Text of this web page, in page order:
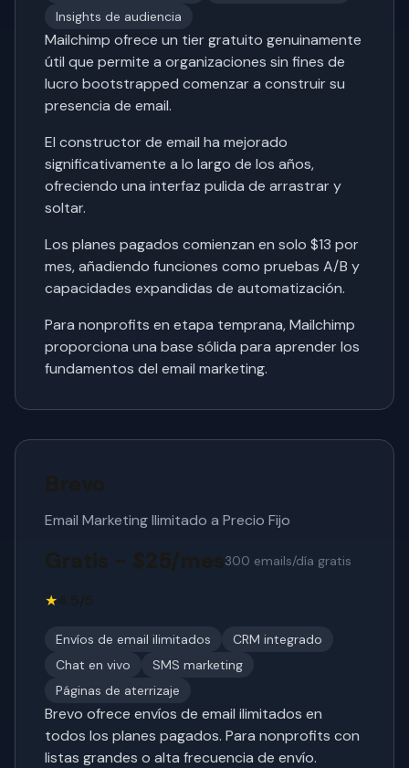
Insights de audiencia
Mailchimp ofrece un tier gratuito genuinamente
útil que permite a organizaciones sin fines de
lucro bootstrapped comenzar a construir su
presencia de email.
El constructor de email ha mejorado
significativamente a lo largo de los años,
ofreciendo una interfaz pulida de arrastrar y
soltar.
Los planes pagados comienzan en solo $13 por
mes, añadiendo funciones como pruebas A/B y
capacidades expandidas de automatización.
Para nonprofits en etapa temprana, Mailchimp
proporciona una base sólida para aprender los
fundamentos del email marketing.
Brevo
Email Marketing Ilimitado a Precio Fijo
Gratis - $25/mes300 emails/día gratis
★4.5/5
Envíos de email ilimitados
CRM integrado
Chat en vivo
SMS marketing
Páginas de aterrizaje
Brevo ofrece envíos de email ilimitados en
todos los planes pagados. Para nonprofits con
listas grandes o alta frecuencia de envío.